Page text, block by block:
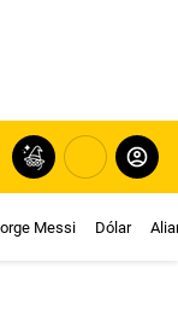
Messi Dólar